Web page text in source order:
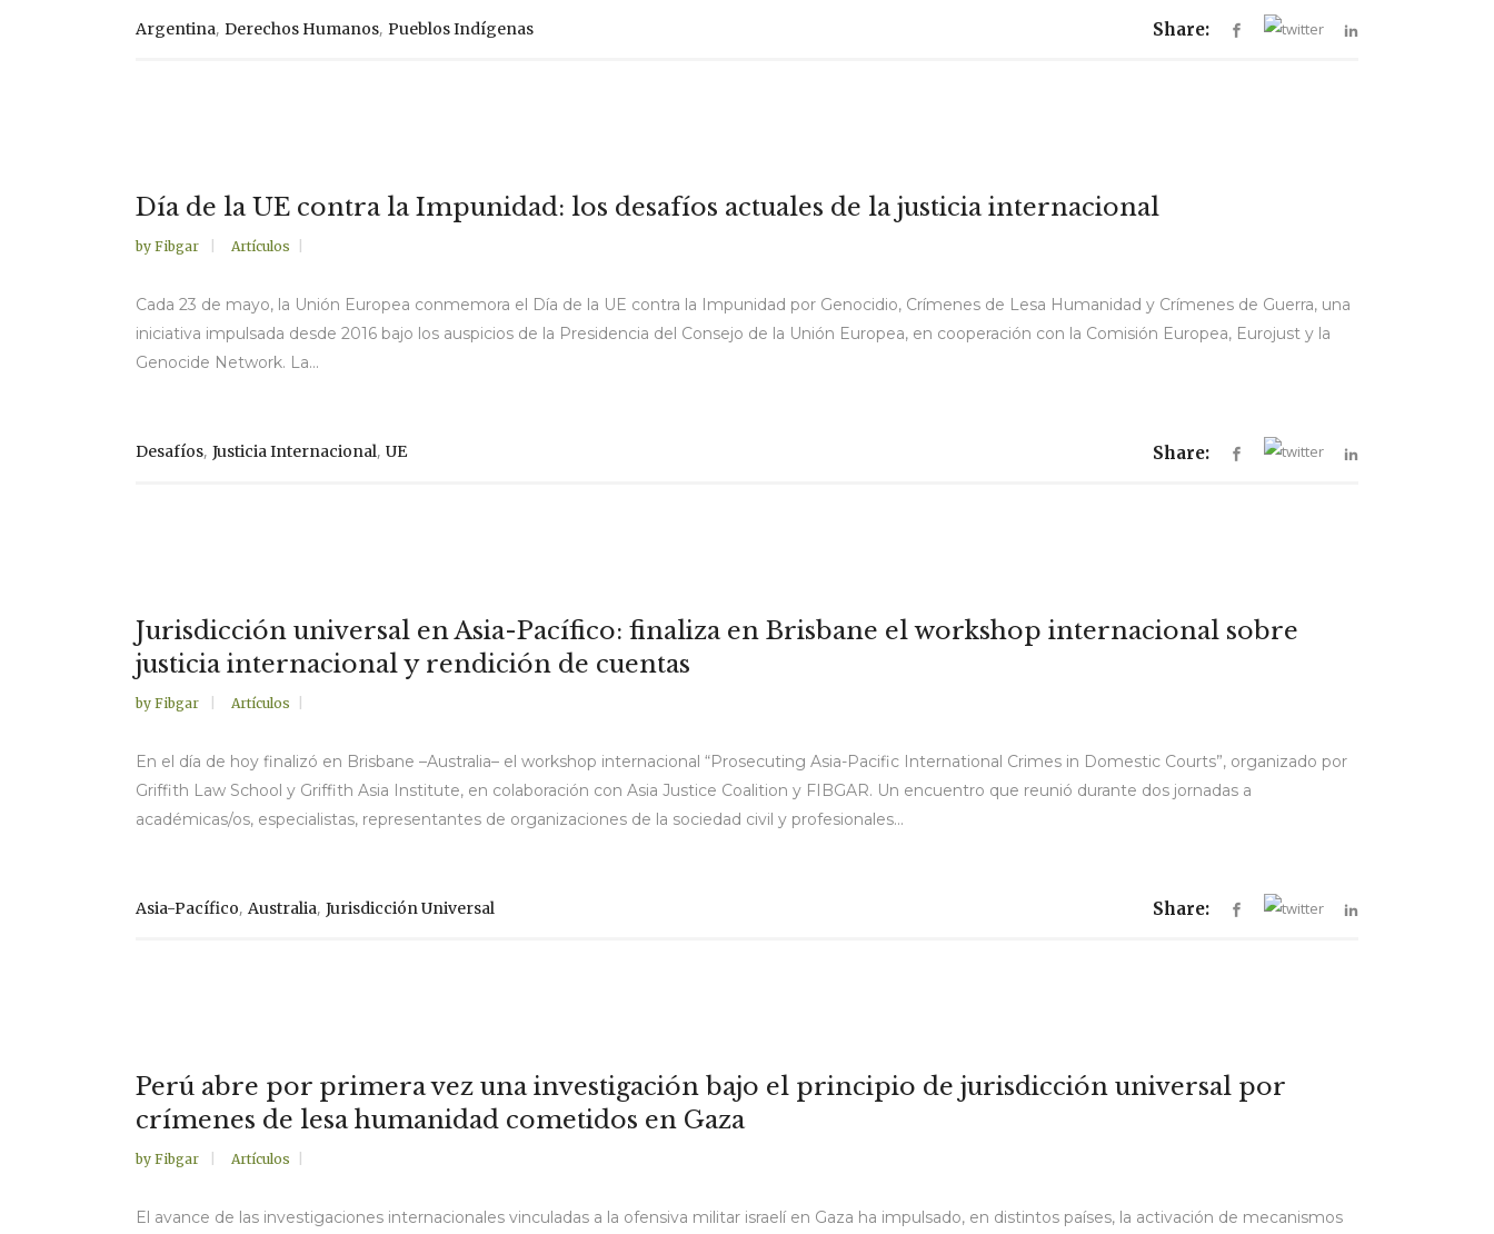
Argentina, Derechos Humanos, Pueblos Indígenas Share:
Día de la UE contra la Impunidad: los desafíos actuales de la justicia internacional
by Fibgar Artículos
Cada 23 de mayo, la Unión Europea conmemora el Día de la UE contra la Impunidad por Genocidio, Crímenes de Lesa Humanidad y Crímenes de Guerra, una
iniciativa impulsada desde 2016 bajo los auspicios de la Presidencia del Consejo de la Unión Europea, en cooperación con la Comisión Europea, Eurojust y la
Genocide Network. La...
Desafíos, Justicia Internacional, UE Share:
Jurisdicción universal en Asia-Pacífico: finaliza en Brisbane el workshop internacional sobre
justicia internacional y rendición de cuentas
by Fibgar Artículos
En el día de hoy finalizó en Brisbane –Australia– el workshop internacional “Prosecuting Asia-Pacific International Crimes in Domestic Courts”, organizado por
Griffith Law School y Griffith Asia Institute, en colaboración con Asia Justice Coalition y FIBGAR. Un encuentro que reunió durante dos jornadas a
académicas/os, especialistas, representantes de organizaciones de la sociedad civil y profesionales...
Asia-Pacífico, Australia, Jurisdicción Universal Share:
Perú abre por primera vez una investigación bajo el principio de jurisdicción universal por
crímenes de lesa humanidad cometidos en Gaza
by Fibgar Artículos
El avance de las investigaciones internacionales vinculadas a la ofensiva militar israelí en Gaza ha impulsado, en distintos países, la activación de mecanismos